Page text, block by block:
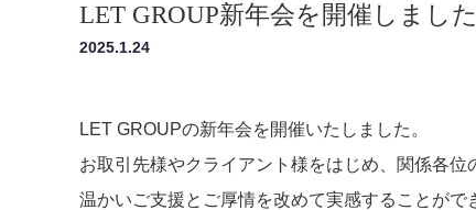
LET GROUP新年会を開催しました
2025.1.24
LET GROUPの新年会を開催いたしました。
お取引先様やクライアント様をはじめ、関係各位
温かいご支援とご厚情を改めて実感することがで